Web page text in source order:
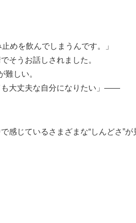
めを飲んでしまうんです。」
そうお話しされました。
しい。
も大丈夫な自分になりたい」――
じているさまざまな“しんどさ”が